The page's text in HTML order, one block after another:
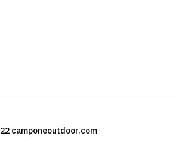
camponeoutdoor.com